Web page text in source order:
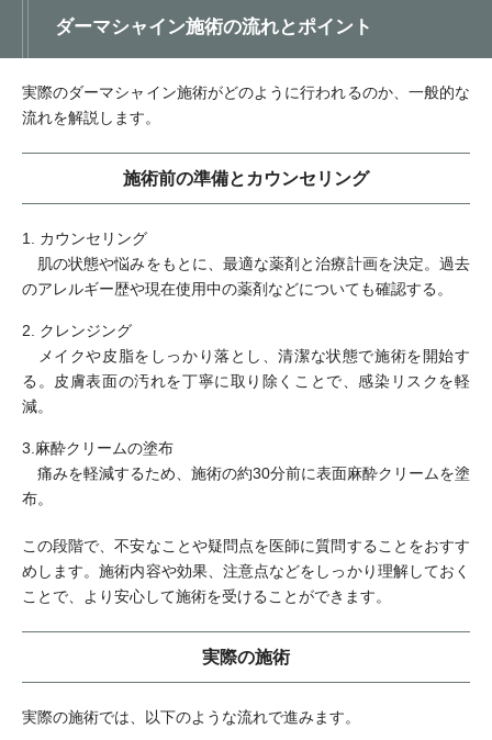
ダーマシャイン施術の流れとポイント
実際のダーマシャイン施術がどのように行われるのか、一般的な
流れを解説します。
施術前の準備とカウンセリング
1. カウンセリング
肌の状態や悩みをもとに、最適な薬剤と治療計画を決定。過去
のアレルギー歴や現在使用中の薬剤などについても確認する。
2. クレンジング
メイクや皮脂をしっかり落とし、清潔な状態で施術を開始す
る。皮膚表面の汚れを丁寧に取り除くことで、感染リスクを軽
減。
3.麻酔クリームの塗布
痛みを軽減するため、施術の約30分前に表面麻酔クリームを塗
布。
この段階で、不安なことや疑問点を医師に質問することをおすす
めします。施術内容や効果、注意点などをしっかり理解しておく
ことで、より安心して施術を受けることができます。
実際の施術
実際の施術では、以下のような流れで進みます。